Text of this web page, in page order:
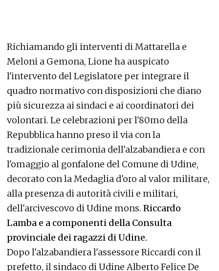
Richiamando gli interventi di Mattarella e
Meloni a Gemona, Lione ha auspicato
l'intervento del Legislatore per integrare il
quadro normativo con disposizioni che diano
più sicurezza ai sindaci e ai coordinatori dei
volontari. Le celebrazioni per l'80mo della
Repubblica hanno preso il via con la
tradizionale cerimonia dell'alzabandiera e con
l'omaggio al gonfalone del Comune di Udine,
decorato con la Medaglia d'oro al valor militare,
alla presenza di autorità civili e militari,
dell'arcivescovo di Udine mons. Riccardo
Lamba e a componenti della Consulta
provinciale dei ragazzi di Udine.
Dopo l'alzabandiera l'assessore Riccardi con il
prefetto, il sindaco di Udine Alberto Felice De